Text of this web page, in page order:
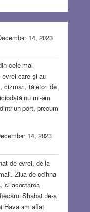
14, 2023
cele mai
care şi-au
cizmari, tăietori de
nu mi-am
un port, precum
14, 2023
de evrei, de la
Ziua de odihna
si acostarea
Shabat de-a
Hava am aflat